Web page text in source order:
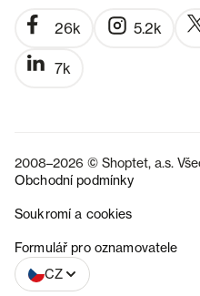
26k 5.2k
7k
2008–2026 © Shoptet, a.s.
Obchodní podmínky
Soukromí a cookies
Formulář pro oznamovatele
CZ